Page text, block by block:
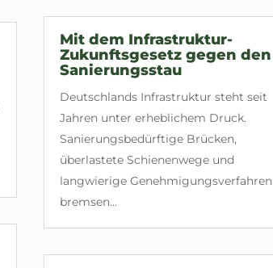
Mit dem Infrastruktur-
Zukunftsgesetz gegen den
Sanierungsstau
Deutschlands Infrastruktur steht seit
Jahren unter erheblichem Druck.
Sanierungsbedürftige Brücken,
überlastete Schienenwege und
langwierige Genehmigungsverfahren
bremsen...